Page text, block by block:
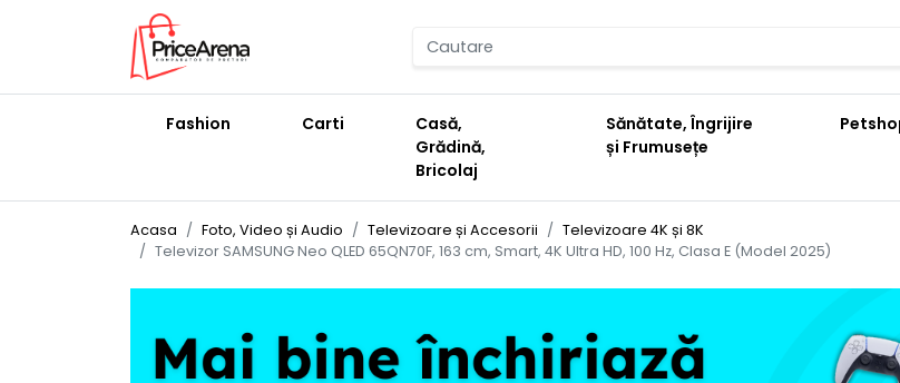
Fashion Carti
Casă,
Grădină,
Bricolaj
Sănătate, Îngrijire
și Frumusețe
Acasa Foto, Video și Audio Televizoare și Accesorii
Televizoare 4K și 8K
Televizor SAMSUNG Neo QLED 65QN70F, 163 cm, Smart, 4K Ultra HD, 100 Hz, Clasa E (Model 2025)